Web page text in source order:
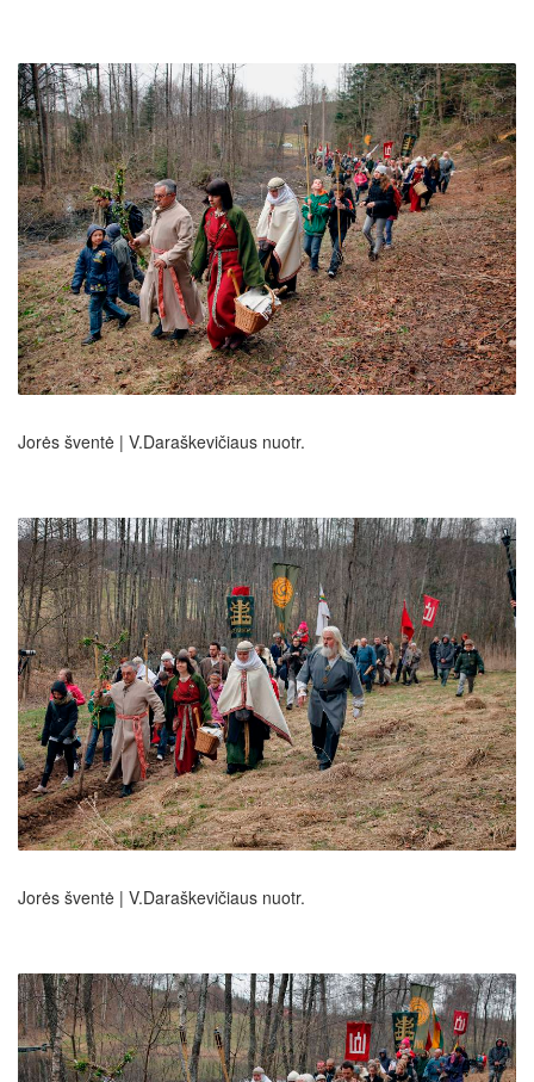
Jorės šventė | V.Daraškevičiaus nuotr.
Jorės šventė | V.Daraškevičiaus nuotr.